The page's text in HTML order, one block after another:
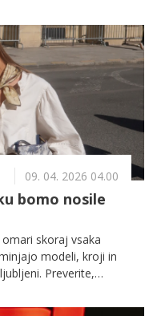
zato ga marsikatera
Pa je to početje v
Preverite v
09. 04. 2026 04.00
bomo nosile
skoraj vsaka
modeli, kroji in
Preverite,